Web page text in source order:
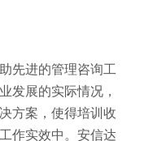
先进的管理咨询工
发展的实际情况，
方案，使得培训收
作实效中。安信达